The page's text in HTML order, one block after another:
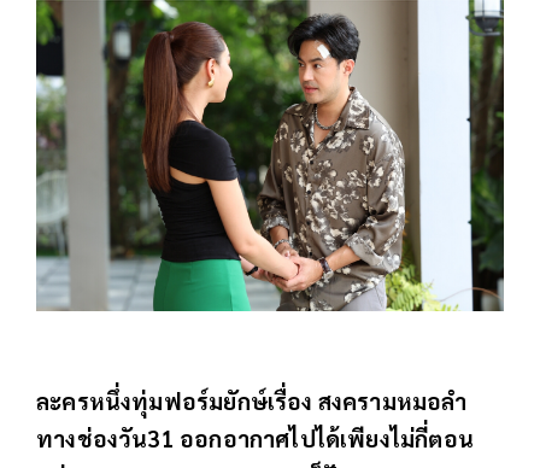
ละครหนึ่งทุ่มฟอร์มยักษ์เรื่อง สงครามหมอลำ
ทางช่องวัน31 ออกอากาศไปได้เพียงไม่กี่ตอน